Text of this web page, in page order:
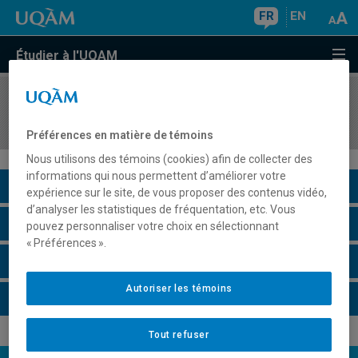
FR EN
Étudier à l'UQAM
COURS//
Description du cours
Horaire - Été 2026
Préférences en matière de témoins
Nous utilisons des témoins (cookies) afin de collecter des
informations qui nous permettent d’améliorer votre
expérience sur le site, de vous proposer des contenus vidéo,
d’analyser les statistiques de fréquentation, etc. Vous
pouvez personnaliser votre choix en sélectionnant
« Préférences ».
Tout refuser
Autoriser les témoins